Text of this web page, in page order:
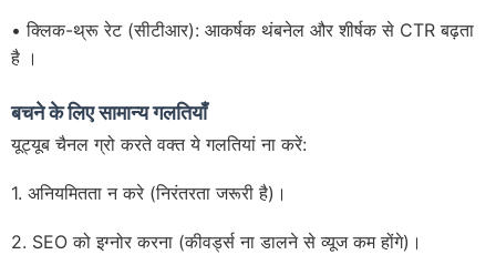
• क्लिक-थ्रू रेट (सीटीआर): आकर्षक थंबनेल और शीर्षक से CTR बढ़ता
है ।
बचने के लिए सामान्य गलतियाँ
यूट्यूब चैनल ग्रो करते वक्त ये गलतियां ना करें:
1. अनियमितता न करे (निरंतरता जरूरी है)।
2. SEO को इग्नोर करना (कीवर्ड्स ना डालने से व्यूज कम होंगे)।